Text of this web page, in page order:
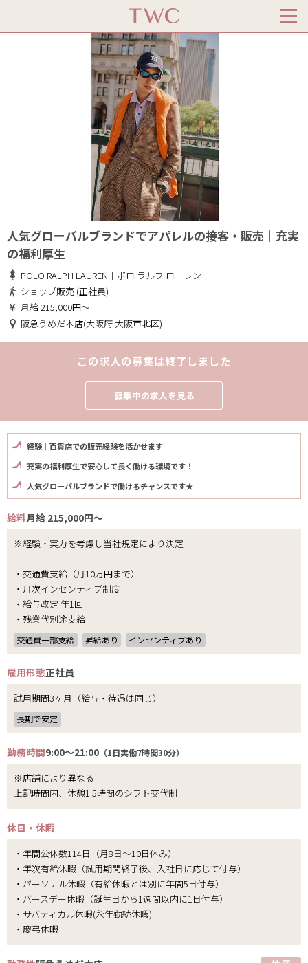
人気グローバルブランドでアパレルの接客・販売｜充実
の福利厚生
POLO RALPH LAUREN｜ポロ ラルフ ローレン
ショップ販売 (正社員)
月給 215,000円～
阪急うめだ本店(大阪府 大阪市北区)
この求人の募集は終了しました
募集中の求人を見る
経験｜百貨店での販売経験を活かせます
充実の福利厚生で安心して長く働ける環境です！
人気グローバルブランドで働けるチャンスです★
給料月給 215,000円～
※経験・実力を考慮し当社規定により決定
・交通費支給（月10万円まで）
・月次インセンティブ制度
・給与改定 年1回
・残業代別途支給
交通費一部支給 昇給あり インセンティブあり
雇用形態正社員
試用期間3ヶ月（給与・待遇は同じ）
長期で安定
勤務時間9:00～21:00 （1日実働7時間30分）
※店舗により異なる
上記時間内、休憩1.5時間のシフト交代制
休日・休暇
・年間公休数114日（月8日～10日休み）
・年次有給休暇（試用期間終了後、入社日に応じて付与）
・パーソナル休暇（有給休暇とは別に年間5日付与）
・バースデー休暇（誕生日から1週間以内に1日付与）
・サバティカル休暇(永年勤続休暇)
・慶弔休暇